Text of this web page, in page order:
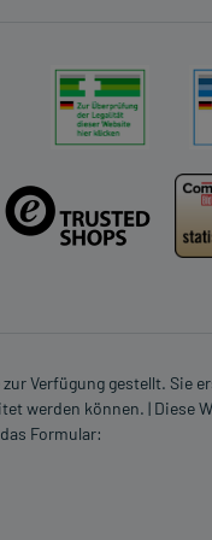
Verfügung gestellt. Sie
werden können. | Diese
Formular: